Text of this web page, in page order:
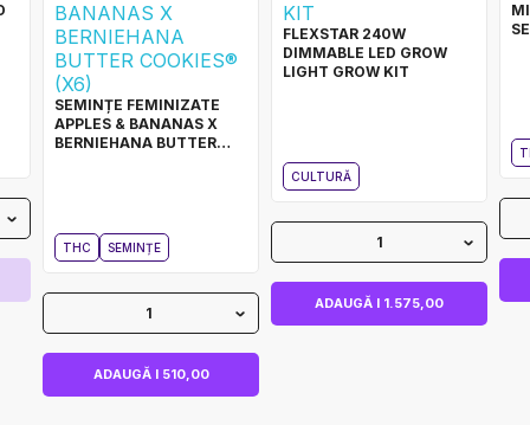
SEMINȚE FEMINIZATE
APPLES & BANANAS X
BERNIEHANA BUTTER
THC SEMINȚE
1
ADAUGĂ I 510,00
FLEXSTAR 240W
DIMMABLE LED GROW
LIGHT GROW KIT
CULTURĂ
1
ADAUGĂ I 1.575,00